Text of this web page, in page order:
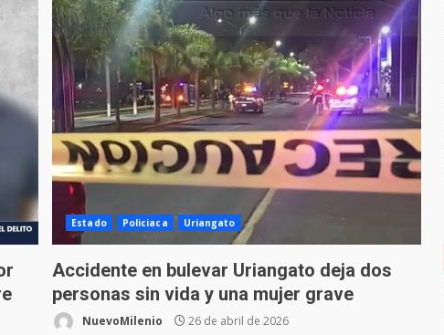
Estado Policiaca Uriangato
Accidente en bulevar Uriangato deja dos
personas sin vida y una mujer grave
NuevoMilenio 26 de abril de 2026